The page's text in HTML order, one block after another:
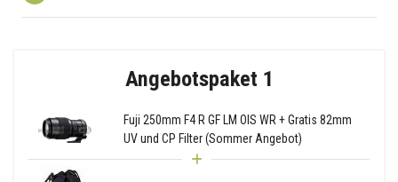
Angebotspaket 1
Fuji 250mm F4 R GF LM OIS WR + Gratis 82mm
UV und CP Filter (Sommer Angebot)